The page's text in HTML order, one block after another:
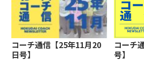
コーチ通信【25年11月20
日号】
コーチ
号】